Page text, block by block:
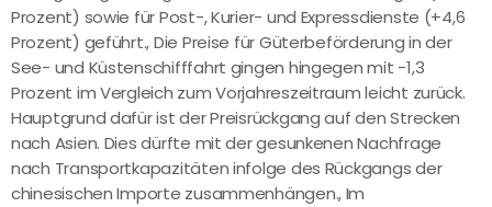
Prozent) sowie für Post-, Kurier- und Expressdienste (+4,6
Prozent) geführt., Die Preise für Güterbeförderung in der
See- und Küstenschifffahrt gingen hingegen mit -1,3
Prozent im Vergleich zum Vorjahreszeitraum leicht zurück.
Hauptgrund dafür ist der Preisrückgang auf den Strecken
nach Asien. Dies dürfte mit der gesunkenen Nachfrage
nach Transportkapazitäten infolge des Rückgangs der
chinesischen Importe zusammenhängen., Im